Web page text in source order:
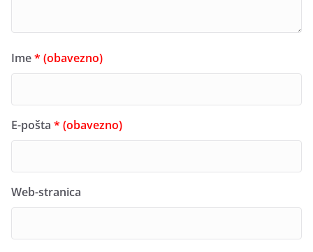
Ime* (obavezno)
E-pošta * (obavezno)
Web-stranica